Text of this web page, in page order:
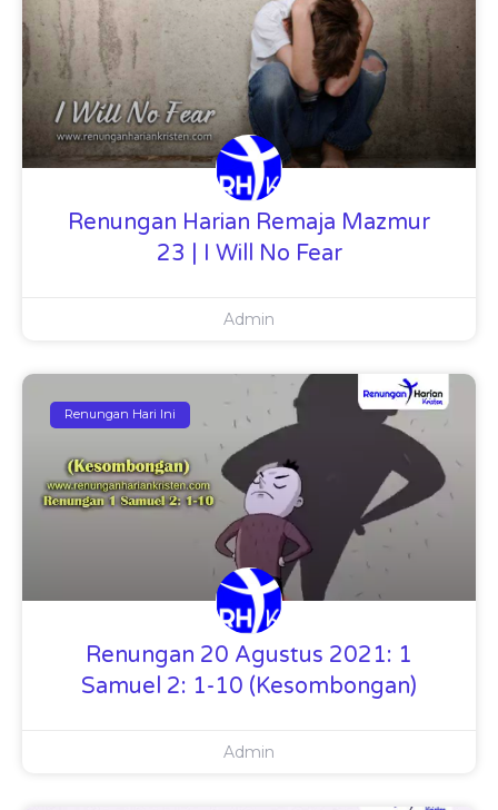
Renungan Harian Remaja Mazmur
23 | I Will No Fear
Admin
Renungan Hari Ini
Renungan 20 Agustus 2021: 1
Samuel 2: 1-10 (Kesombongan)
Admin